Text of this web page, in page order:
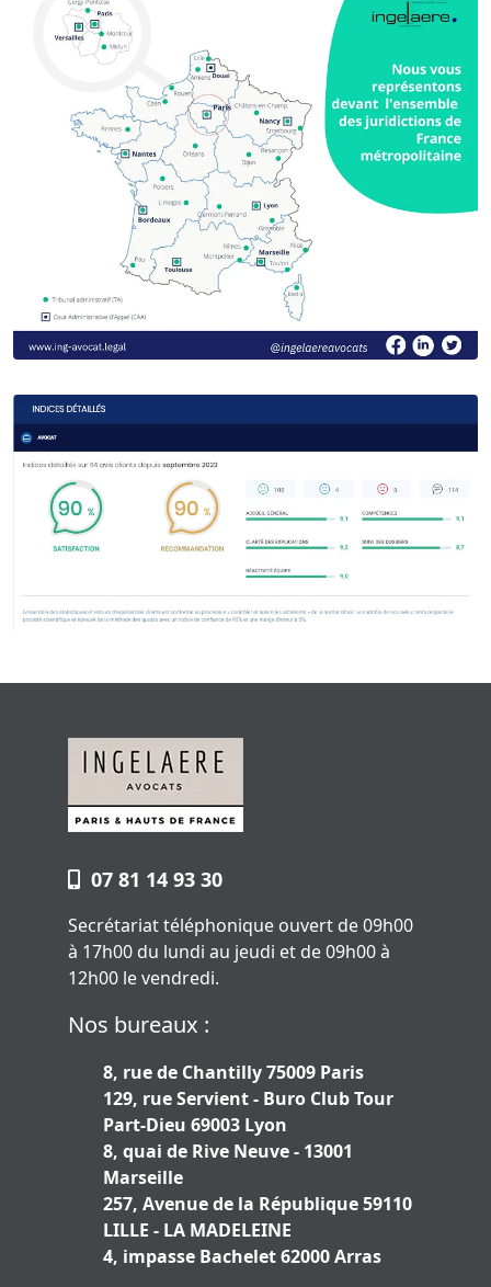
07 81 14 93 30
Secrétariat téléphonique ouvert de 09h00
à 17h00 du lundi au jeudi et de 09h00 à
12h00 le vendredi.
Nos bureaux :
8, rue de Chantilly 75009 Paris
129, rue Servient - Buro Club Tour
Part-Dieu 69003 Lyon
8, quai de Rive Neuve - 13001
Marseille
257, Avenue de la République 59110
LILLE - LA MADELEINE
4, impasse Bachelet 62000 Arras